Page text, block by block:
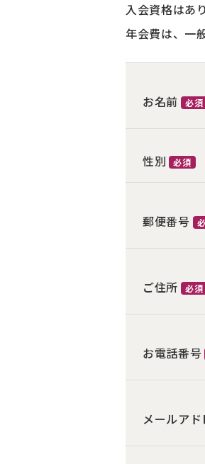
入会資格はあ
年会費は、一
お名前 必須
性別 必須
郵便番号
ご住所 必須
お電話番号
メールアド